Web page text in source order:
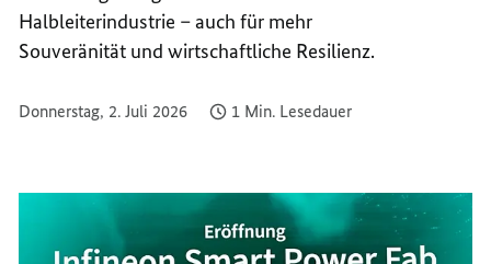
Halbleiterindustrie – auch für mehr
Souveränität und wirtschaftliche Resilienz.
Donnerstag, 2. Juli 2026 1 Min. Lesedauer